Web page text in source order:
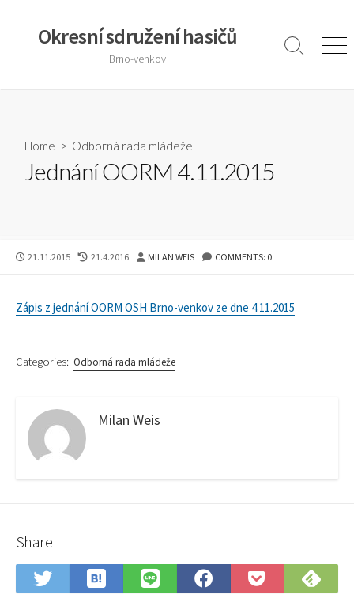
contentOkresní sdružení hasičů
Brno-venkov
Search
Home > Odborná rada mládeže
Jednání OORM 4.11.2015
PUBLISHED
21.11.2015
LAST
21.4.2016 AUTHOR
MILAN WEIS COMMENTS: 0
Zápis z jednání OORM OSH Brno-venkov ze dne 4.11.2015
Categories: Odborná rada mládeže
Milan Weis
Share
Share
on
Save
to
Share
on
Share
on
Save
to
on